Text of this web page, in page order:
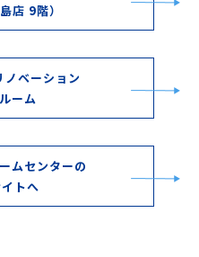
店 9階）
ノベーション
ーム
ムセンターの
トへ